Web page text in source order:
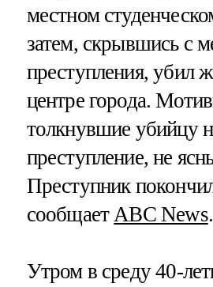
местном
затем, скрывшись с
преступления, убил
центре города.
толкнувшие убийцу
преступление, не
Преступник
сообщаетABC News.
Утром в среду 40-